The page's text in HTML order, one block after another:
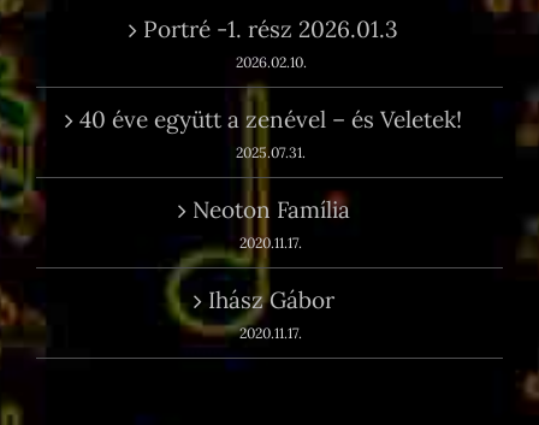
Portré -1. rész 2026.01.3
2026.02.10.
40 éve együtt a zenével – és Veletek!
2025.07.31.
Neoton Família
2020.11.17.
Ihász Gábor
2020.11.17.